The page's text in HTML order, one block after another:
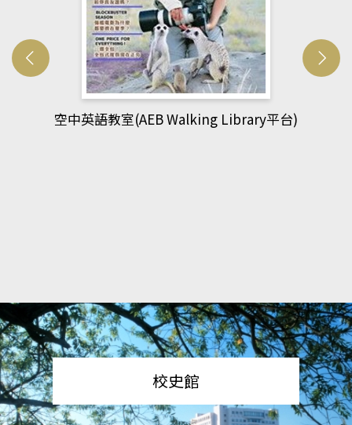
網管人(kono平台)
校史館